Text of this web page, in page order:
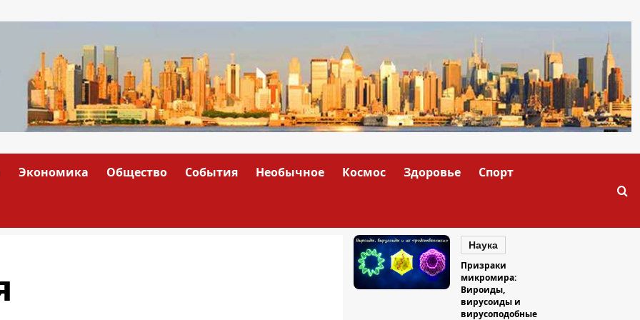
Экономика Общество События Необычное Космос Здоровье Спорт
Наука
Призраки
микромира:
Вироиды,
вирусоиды и
вирусоподобные